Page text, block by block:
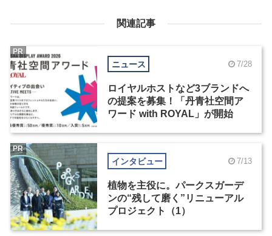
関連記事
ニュース 7/28
ロイヤルホストなど3ブランドへ
の提案を募集！「丹青社空間ア
ワード with ROYAL」が開始
PR
インタビュー 7/13
植物を主役に。パークスガーデ
ンの“残して磨く”リニューアル
プロジェクト（1）
PR